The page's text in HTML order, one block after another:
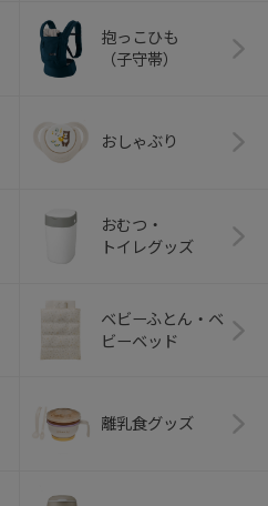
抱っこひも
（子守帯）
おしゃぶり
おむつ・
トイレグッズ
ベビーふとん・ベ
ビーベッド
離乳食グッズ